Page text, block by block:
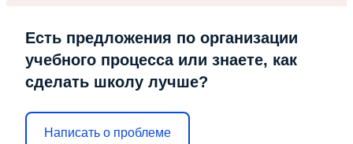
Есть предложения по организации
учебного процесса или знаете, как
сделать школу лучше?
Написать о проблеме